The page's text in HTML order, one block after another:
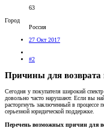
63
Город
Россия
27 Окт 2017
#2
Причины для возврата
Сегодня у покупателя широкий
довольно часто нарушают. Если вы
расторгнуть заключенный в
серьезной юридической поддержке.
Перечень возможных причин для